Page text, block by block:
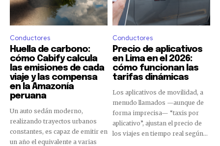
Conductores
Huella de carbono:
cómo Cabify calcula
las emisiones de cada
viaje y las compensa
en la Amazonía
peruana
Un auto sedán moderno,
realizando trayectos urbanos
constantes, es capaz de emitir en
un año el equivalente a varias
Conductores
Precio de aplicativos
en Lima en el 2026:
cómo funcionan las
tarifas dinámicas
Los aplicativos de movilidad, a
menudo llamados —aunque de
forma imprecisa— “taxis por
aplicativo”, ajustan el precio de
los viajes en tiempo real según...